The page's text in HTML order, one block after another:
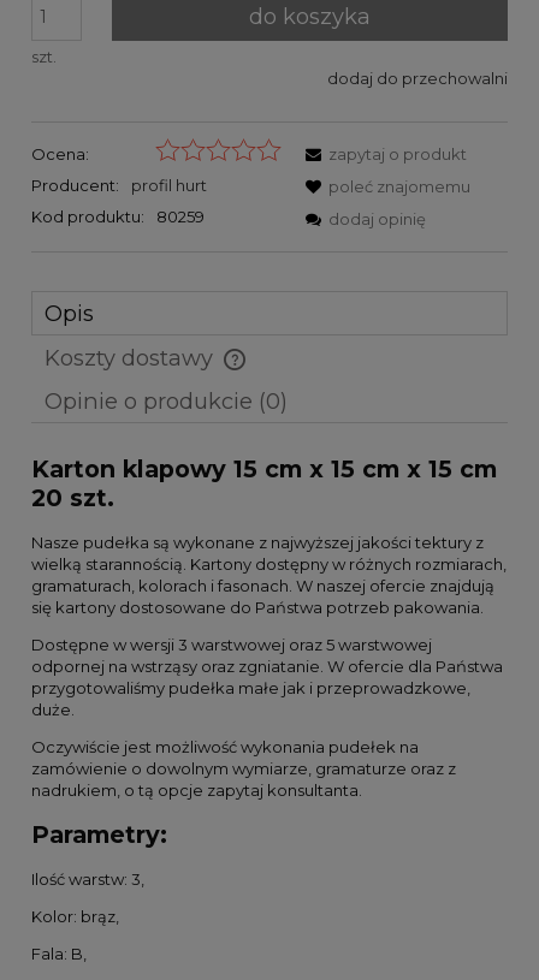
szt.
do koszyka
dodaj do przechowalni
Ocena:
Producent:
profil hurt
Kod produktu:
80259
zapytaj o produkt
poleć znajomemu
dodaj opinię
Opis
Koszty dostawy
Cena nie zawiera ewentualnych kosztów płatności
Opinie o produkcie (0)
Karton klapowy 15 cm x 15 cm x 15 cm
20 szt.
Nasze pudełka są wykonane z najwyższej jakości tektury z
wielką starannością. Kartony dostępny w różnych rozmiarach,
gramaturach, kolorach i fasonach. W naszej ofercie znajdują
się kartony dostosowane do Państwa potrzeb pakowania.
Dostępne w wersji 3 warstwowej oraz 5 warstwowej
odpornej na wstrząsy oraz zgniatanie. W ofercie dla Państwa
przygotowaliśmy pudełka małe jak i przeprowadzkowe,
duże.
Oczywiście jest możliwość wykonania pudełek na
zamówienie o dowolnym wymiarze, gramaturze oraz z
nadrukiem, o tą opcje zapytaj konsultanta.
Parametry:
Ilość warstw: 3,
Kolor: brąz,
Fala: B,